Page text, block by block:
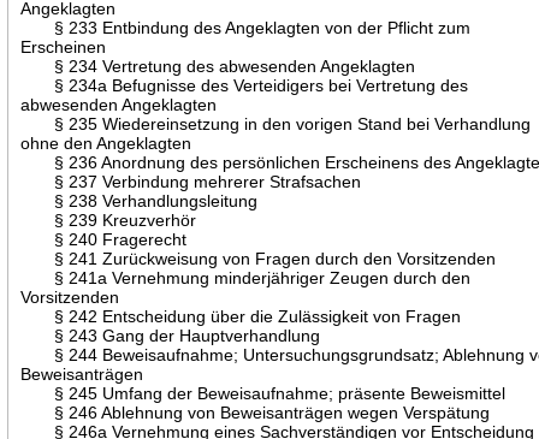
Angeklagten
§ 233 Entbindung des Angeklagten von der Pflicht zum
Erscheinen
§ 234 Vertretung des abwesenden Angeklagten
§ 234a Befugnisse des Verteidigers bei Vertretung des
abwesenden Angeklagten
§ 235 Wiedereinsetzung in den vorigen Stand bei Verhandlung
ohne den Angeklagten
§ 236 Anordnung des persönlichen Erscheinens des
§ 237 Verbindung mehrerer Strafsachen
§ 238 Verhandlungsleitung
§ 239 Kreuzverhör
§ 240 Fragerecht
§ 241 Zurückweisung von Fragen durch den Vorsitzenden
§ 241a Vernehmung minderjähriger Zeugen durch den
Vorsitzenden
§ 242 Entscheidung über die Zulässigkeit von Fragen
§ 243 Gang der Hauptverhandlung
§ 244 Beweisaufnahme; Untersuchungsgrundsatz; Ablehnung
Beweisanträgen
§ 245 Umfang der Beweisaufnahme; präsente Beweismittel
§ 246 Ablehnung von Beweisanträgen wegen Verspätung
§ 246a Vernehmung eines Sachverständigen vor Entscheidung